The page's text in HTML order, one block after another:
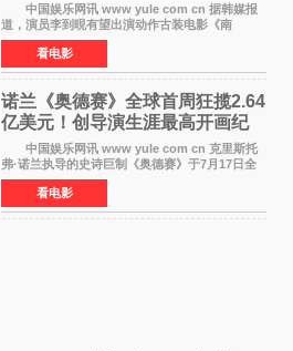
中国娱乐网讯 www yule com cn 据韩媒报
道，演员李到晛有望出演动作古装电影《南
伐》，与李秉宪、高允真合作，引发关注。
该片为动作古装片，讲述朝鲜初期，为了解救被
倭寇绑走的俘虏，9
看电影
诺兰《奥德赛》全球首周狂揽2.64
亿美元！创导演生涯最高开画纪
中国娱乐网讯 www yule com cn 克里斯托
弗·诺兰执导的史诗巨制《奥德赛》于7月17日全
球上映，首周末票房表现远超预期——北美首周
三天粗报1 245亿美元（开画3919馆），全球首周
2 641亿美元
看电影